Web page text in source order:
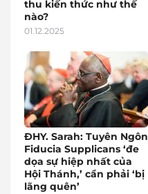
thu kiến thức như thế
nào?
01.12.2025
ĐHY. Sarah: Tuyên Ngôn
Fiducia Supplicans ‘đe
dọa sự hiệp nhất của
Hội Thánh,’ cần phải ‘bị
lãng quên’